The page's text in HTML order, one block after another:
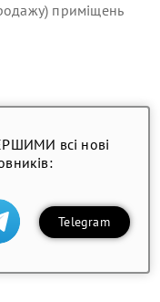
приміщень
всі нові
Telegram